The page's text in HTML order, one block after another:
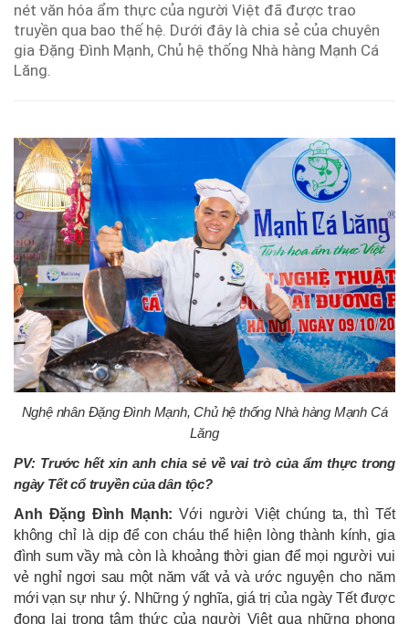
nét văn hóa ẩm thực của người Việt đã được trao
truyền qua bao thế hệ. Dưới đây là chia sẻ của chuyên
gia Đặng Đình Mạnh, Chủ hệ thống Nhà hàng Mạnh Cá
Lăng.
Nghệ nhân Đặng Đình Mạnh, Chủ hệ thống Nhà hàng Mạnh Cá
Lăng
PV: Trước hết xin anh chia sẻ về vai trò của ẩm thực trong
ngày Tết cổ truyền của dân tộc?
Anh Đặng Đình Mạnh: Với người Việt chúng ta, thì Tết
không chỉ là dịp để con cháu thể hiện lòng thành kính, gia
đình sum vầy mà còn là khoảng thời gian để mọi người vui
vẻ nghỉ ngơi sau một năm vất vả và ước nguyện cho năm
mới vạn sự như ý. Những ý nghĩa, giá trị của ngày Tết được
đọng lại trong tâm thức của người Việt qua những phong